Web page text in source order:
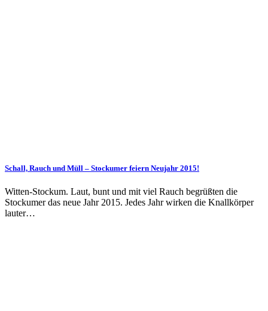
Schall, Rauch und Müll – Stockumer feiern Neujahr 2015!
Witten-Stockum. Laut, bunt und mit viel Rauch begrüßten die
Stockumer das neue Jahr 2015. Jedes Jahr wirken die Knallkörper
lauter…